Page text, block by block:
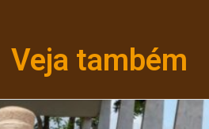
Veja também